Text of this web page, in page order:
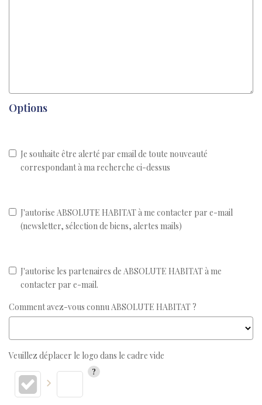
Options
Je souhaite être alerté par email de toute nouveauté
correspondant à ma recherche ci-dessus
J'autorise ABSOLUTE HABITAT à me contacter par e-mail
(newsletter, sélection de biens, alertes mails)
J'autorise les partenaires de ABSOLUTE HABITAT à me
contacter par e-mail.
Comment avez-vous connu ABSOLUTE HABITAT ?
Veuillez déplacer le logo dans le cadre vide